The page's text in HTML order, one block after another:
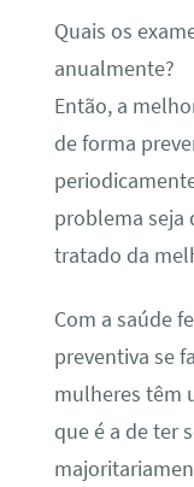
Quais os
anualmente?
Então, a
de forma
problema seja
tratado da
Com a saúde
preventiva se
mulheres têm
que é a de ter